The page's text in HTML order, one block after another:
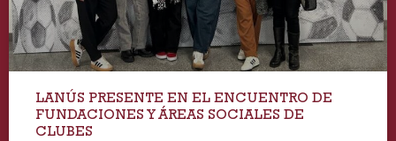
LANÚS PRESENTE EN EL ENCUENTRO DE
FUNDACIONES Y ÁREAS SOCIALES DE
CLUBES